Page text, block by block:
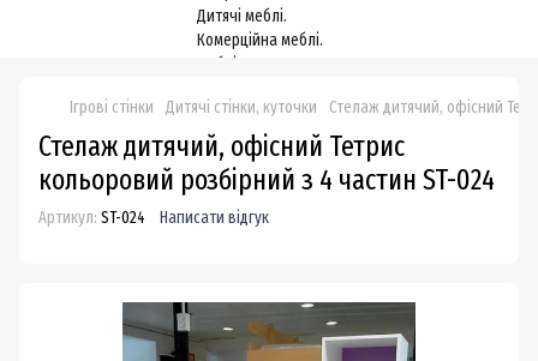
Ігрові стінки Дитячі стінки, куточки Стелаж дитячий, офісний
Стелаж дитячий, офісний Тетрис
кольоровий розбірний з 4 частин ST-024
Артикул: ST-024 Написати відгук